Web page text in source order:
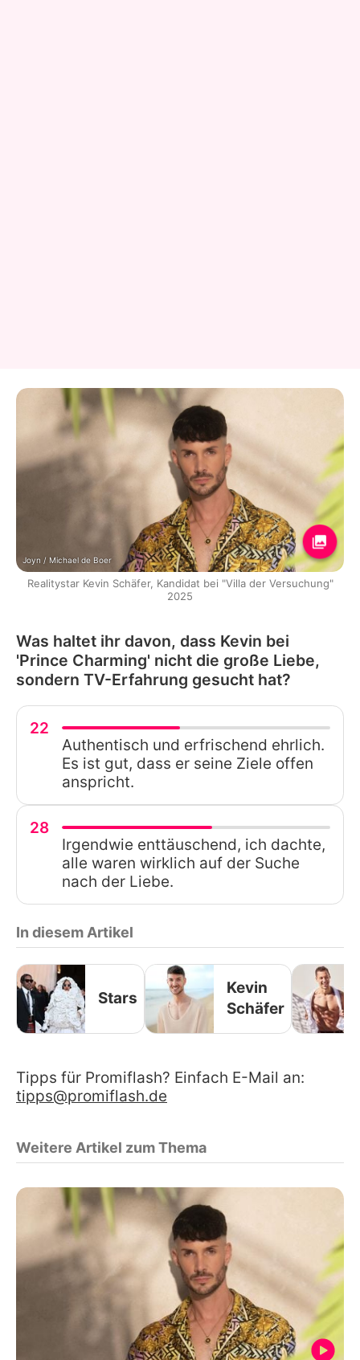
Joyn / Michael de Boer
Realitystar Kevin Schäfer, Kandidat bei "Villa der Versuchung"
2025
Was haltet ihr davon, dass Kevin bei
'Prince Charming' nicht die große Liebe,
sondern TV-Erfahrung gesucht hat?
22
Authentisch und erfrischend ehrlich.
Es ist gut, dass er seine Ziele offen
anspricht.
28
Irgendwie enttäuschend, ich dachte,
alle waren wirklich auf der Suche
nach der Liebe.
In diesem Artikel
Stars
Kevin
Schäfer
Tipps für Promiflash? Einfach E-Mail an:
tipps@promiflash.de
Weitere Artikel zum Thema